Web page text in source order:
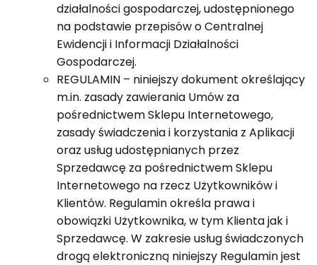
działalności gospodarczej, udostępnionego
na podstawie przepisów o Centralnej
Ewidencji i Informacji Działalności
Gospodarczej.
REGULAMIN – niniejszy dokument określający
m.in. zasady zawierania Umów za
pośrednictwem Sklepu Internetowego,
zasady świadczenia i korzystania z Aplikacji
oraz usług udostępnianych przez
Sprzedawcę za pośrednictwem Sklepu
Internetowego na rzecz Użytkowników i
Klientów. Regulamin określa prawa i
obowiązki Użytkownika, w tym Klienta jak i
Sprzedawcę. W zakresie usług świadczonych
drogą elektroniczną niniejszy Regulamin jest